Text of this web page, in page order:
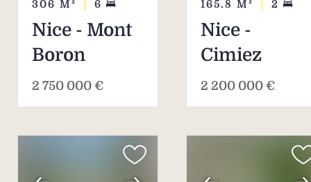
306 M² 6
Nice - Mont
Boron
2 750 000 €
165.8 M² 2
Nice -
Cimiez
2 200 000 €